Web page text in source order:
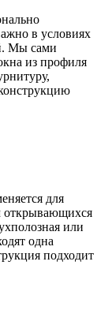
в условиях
Мы сами
из профиля
для
открывающихся
или
одна
подходит